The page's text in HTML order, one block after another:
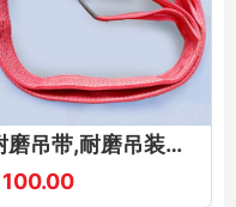
耐磨吊带,耐磨吊装带,防割耐磨吊带
100.00